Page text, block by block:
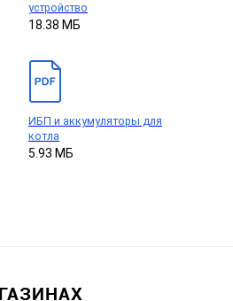
устройство
18.38 МБ
ИБП и аккумуляторы для
котла
5.93 МБ